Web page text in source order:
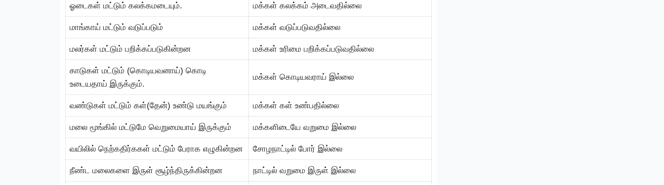
ஓடைகள் மட்டும் கலக்கமடையும். மக்கள் கலக்கம் அடைவதில்லை
மாங்காய் மட்டும் வடுப்படும் மக்கள் வடுப்படுவதில்லை
மலர்கள் மட்டும் பறிக்கப்படுகின்றன மக்கள் உரிமை பறிக்கப்படுவதில்லை
காடுகள் மட்டும் (கொடியவனாய்) கொடி
உடையதாய் இருக்கும்.
மக்கள் கொடியவராய் இல்லை
வண்டுகள் மட்டும் கள்(தேன்) உண்டு மயங்கும் மக்கள் கள் உண்பதில்லை
மலை மூங்கில் மட்டுமே வெறுமையாய் இருக்கும் மக்களிடையே வறுமை இல்லை
வயிலில் நெற்கதிர்ககள் மட்டும் பேராக எழுகின்றன சாேழநாட்டில் போர் இல்லை
நீண்ட மலைகளை இருள் சூழ்ந்திருக்கின்றன நாட்டில் வறுமை இருள் இல்லை